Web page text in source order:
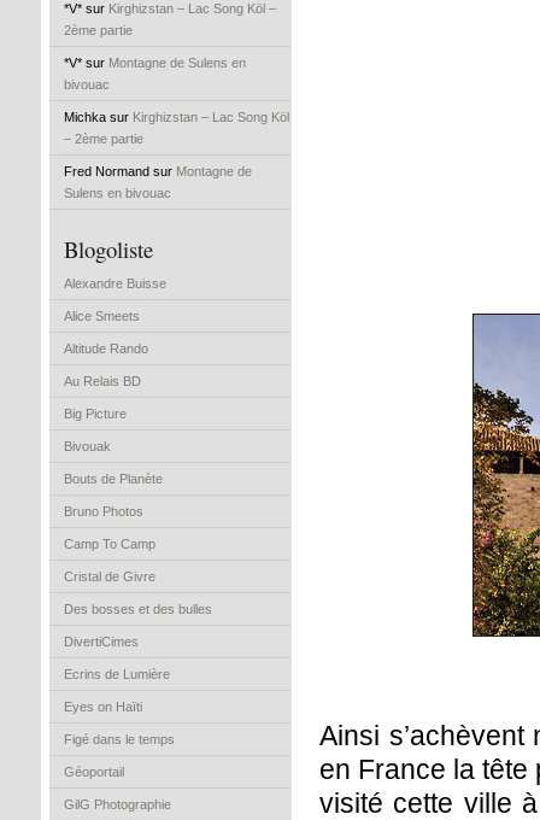
*V* sur Kirghizstan – Lac Song Köl –
2ème partie
*V* sur Montagne de Sulens en
bivouac
Michka sur Kirghizstan – Lac Song Köl
– 2ème partie
Fred Normand sur Montagne de
Sulens en bivouac
Blogoliste
Alexandre Buisse
Alice Smeets
Altitude Rando
Au Relais BD
Big Picture
Bivouak
Bouts de Planète
Bruno Photos
Camp To Camp
Cristal de Givre
Des bosses et des bulles
DivertiCimes
Ecrins de Lumière
Eyes on Haïti
Figé dans le temps
Géoportail
GilG Photographie
Ainsi
en France la tête
visité cette ville